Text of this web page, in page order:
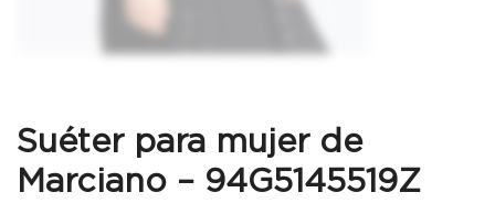
Suéter para mujer de
Marciano – 94G5145519Z